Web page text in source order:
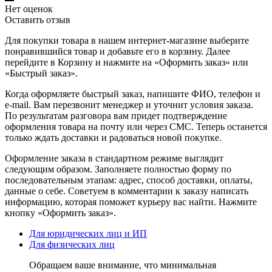
Нет оценок
Оставить отзыв
Для покупки товара в нашем интернет-магазине выберите
понравившийся товар и добавьте его в корзину. Далее
перейдите в Корзину и нажмите на «Оформить заказ» или
«Быстрый заказ».
Когда оформляете быстрый заказ, напишите ФИО, телефон и
e-mail. Вам перезвонит менеджер и уточнит условия заказа.
По результатам разговора вам придет подтверждение
оформления товара на почту или через СМС. Теперь останется
только ждать доставки и радоваться новой покупке.
Оформление заказа в стандартном режиме выглядит
следующим образом. Заполняете полностью форму по
последовательным этапам: адрес, способ доставки, оплаты,
данные о себе. Советуем в комментарии к заказу написать
информацию, которая поможет курьеру вас найти. Нажмите
кнопку «Оформить заказ».
Для юридических лиц и ИП
Для физических лиц
Обращаем ваше внимание, что минимальная